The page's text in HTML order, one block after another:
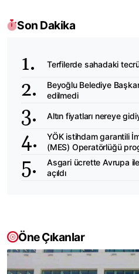
Son Dakika
Terfilerde sahadaki
Beyoğlu Belediye
edilmedi
Altın fiyatları nereye
YÖK istihdam garantili
(MES) Operatörlüğü
Asgari ücrette Avrupa
açıldı
Öne Çıkanlar